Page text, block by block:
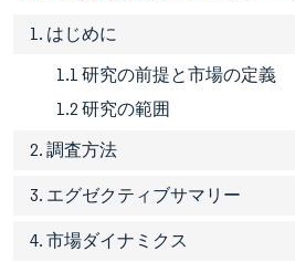
1. はじめに
1.1 研究の前提と市場の定義
1.2 研究の範囲
2. 調査方法
3. エグゼクティブサマリー
4. 市場ダイナミクス